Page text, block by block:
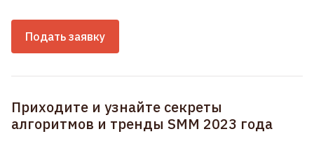
Подать заявку
Приходите и узнайте секреты
алгоритмов и тренды SMM 2023 года